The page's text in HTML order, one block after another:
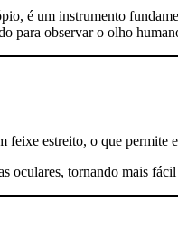
é um instrumento
para observar o olho
estreito, o que permite
oculares, tornando mais